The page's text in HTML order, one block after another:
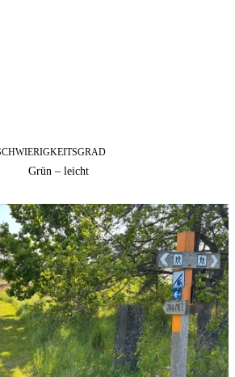
Grün – leicht